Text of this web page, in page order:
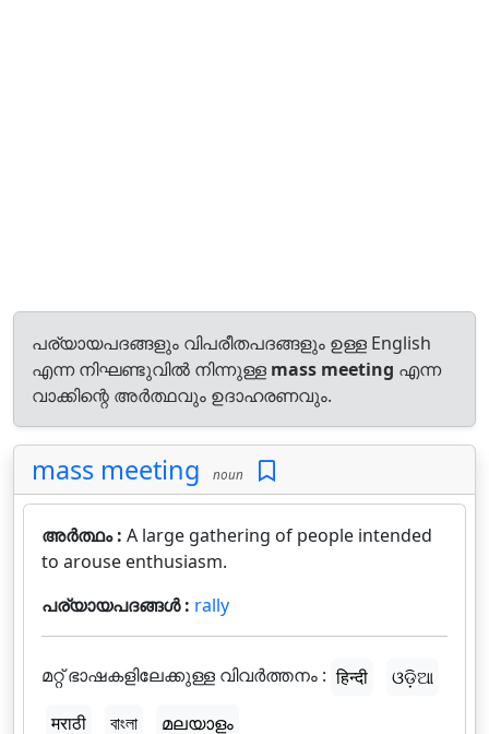
പര്യായപദങ്ങളും വിപരീതപദങ്ങളും ഉള്ള English
എന്ന നിഘണ്ടുവിൽ നിന്നുള്ള mass meeting എന്ന
വാക്കിന്റെ അർത്ഥവും ഉദാഹരണവും.
mass meeting noun
അർത്ഥം : A large gathering of people intended
to arouse enthusiasm.
പര്യായപദങ്ങൾ : rally
മറ്റ് ഭാഷകളിലേക്കുള്ള വിവർത്തനം : हिन्दी
ଓଡ଼ିଆ
मराठी
বাংলা മലയാളം